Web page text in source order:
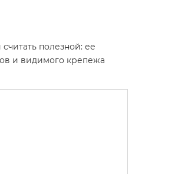
полезной: ее
и видимого крепежа